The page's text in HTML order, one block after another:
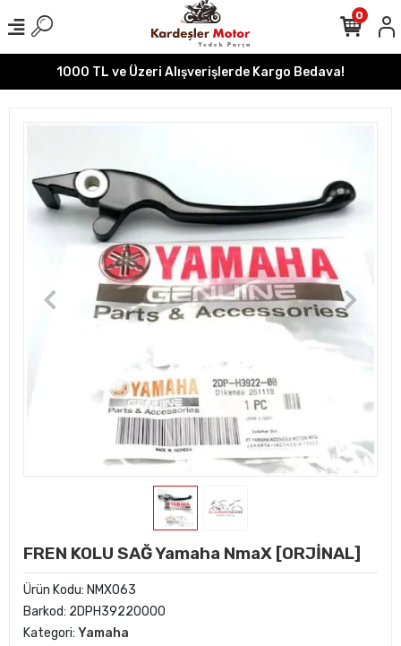
1000 TL ve Üzeri Alışverişlerde Kargo Bedava!
0
FREN KOLU SAĞ Yamaha NmaX [ORJİNAL]
Ürün Kodu: NMX063
Barkod: 2DPH39220000
Kategori: Yamaha